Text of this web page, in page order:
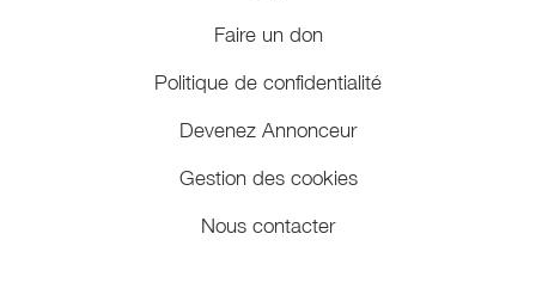
Faire un don
Politique de confidentialité
Devenez Annonceur
Gestion des cookies
Nous contacter